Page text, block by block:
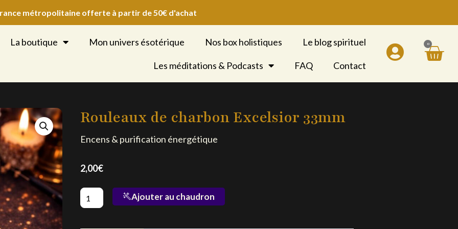
métropolitaine offerte à partir de 50€ d'achat
La boutique Mon univers ésotérique Nos box holistiques Le blog spirituel
Les méditations & Podcasts FAQ Contact
0
Rouleaux de charbon Excelsior 33mm
Encens & purification énergétique
2,00€
quantité
de
Ajouter au chaudron